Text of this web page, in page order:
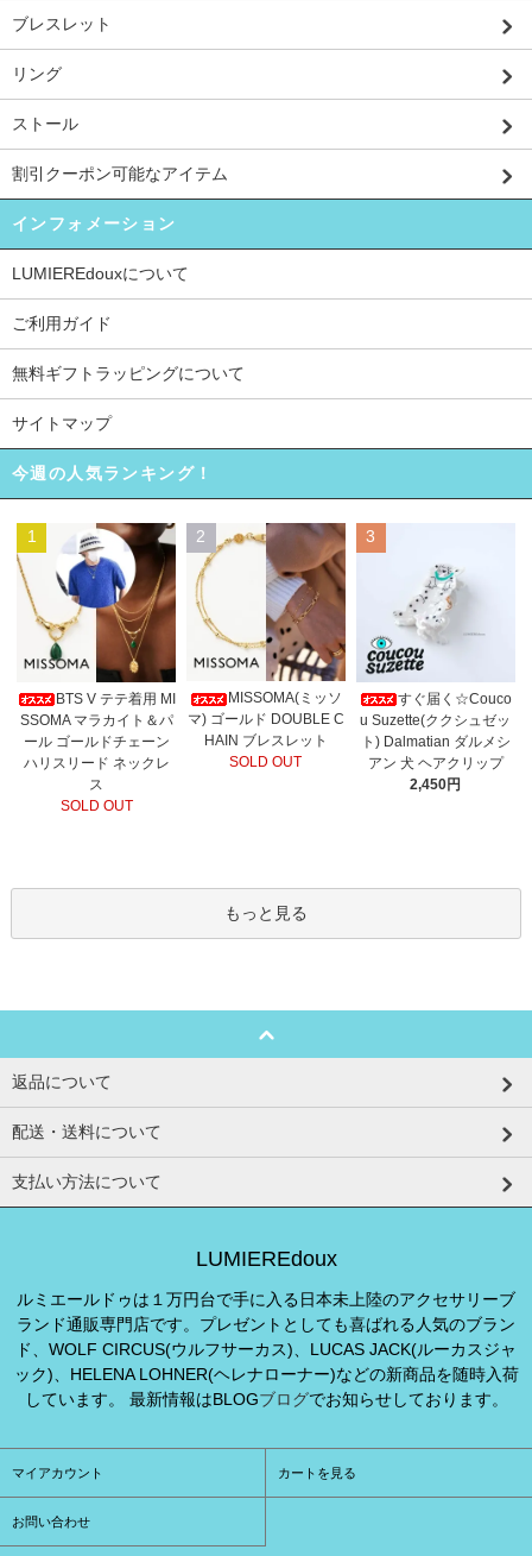
ブレスレット
リング
ストール
割引クーポン可能なアイテム
インフォメーション
LUMIEREdouxについて
ご利用ガイド
無料ギフトラッピングについて
サイトマップ
今週の人気ランキング！
1
BTS V テテ着用 MI
SSOMA マラカイト＆パ
ール ゴールドチェーン
ハリスリード ネックレ
ス
SOLD OUT
2
MISSOMA(ミッソ
マ) ゴールド DOUBLE C
HAIN ブレスレット
SOLD OUT
3
すぐ届く☆Couco
u Suzette(ククシュゼッ
ト) Dalmatian ダルメシ
アン 犬 ヘアクリップ
2,450円
もっと見る
返品について
配送・送料について
支払い方法について
LUMIEREdoux
ルミエールドゥは１万円台で手に入る日本未上陸のアクセサリーブ
ランド通販専門店です。プレゼントとしても喜ばれる人気のブラン
ド、WOLF CIRCUS(ウルフサーカス)、LUCAS JACK(ルーカスジャ
ック)、HELENA LOHNER(ヘレナローナー)などの新商品を随時入荷
しています。 最新情報はBLOGブログでお知らせしております。
マイアカウント カートを見る
お問い合わせ